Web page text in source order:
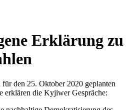
Erklärung zu
den 25. Oktober 2020 geplanten
erklären die Kyjiwer Gespräche: